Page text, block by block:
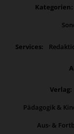
Kategorien:
Services:
Verlag:
Pädagogik &
Aus- &